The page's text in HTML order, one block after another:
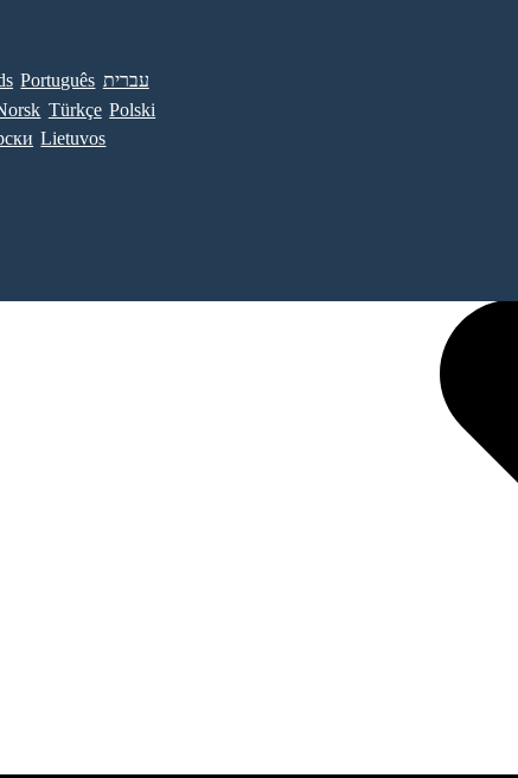
Português עברית
Türkçe Polski
Lietuvos